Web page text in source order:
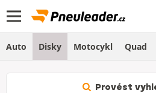
Auto Disky Motocykl Quad
Provést